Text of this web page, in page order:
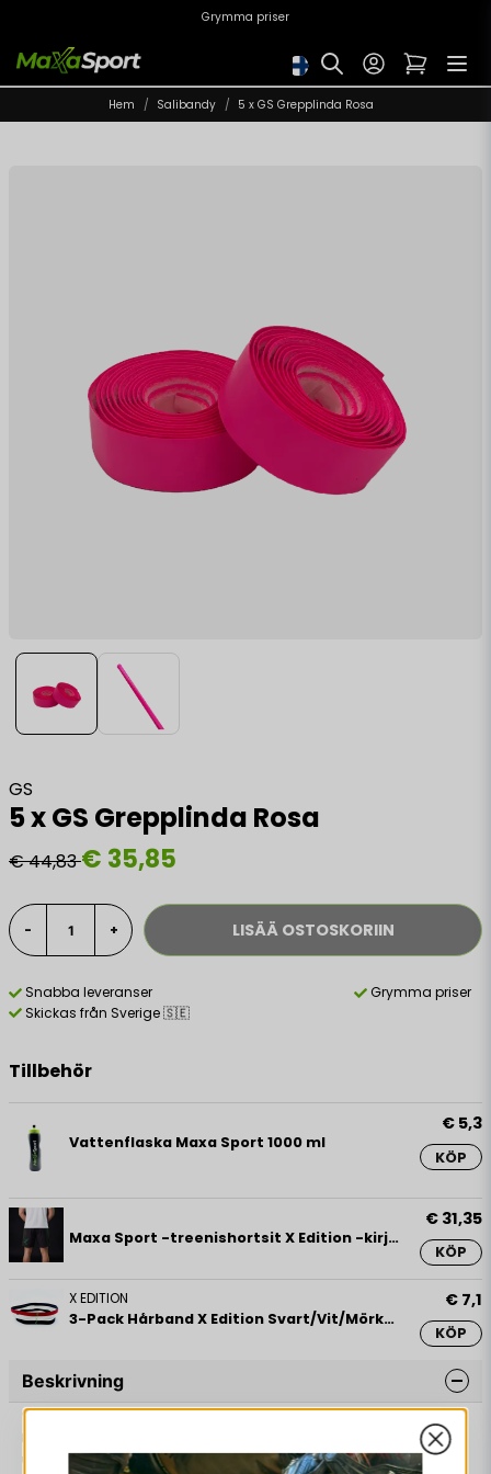
Grymma priser
Hem Salibandy 5 x GS Grepplinda Rosa
GS
5 x GS Grepplinda Rosa
€ 44,83€ 35,85
- + LISÄÄ OSTOSKORIIN
Snabba leveranser
Grymma priser
Skickas från Sverige 🇸🇪
Tillbehör
Vattenflaska Maxa Sport 1000 ml
€ 5,3
KÖP
Maxa Sport -treenishortsit X Edition -kirjonta
€ 31,35
KÖP
X EDITION
3-Pack Hårband X Edition Svart/Vit/Mörkröd
€ 7,1
KÖP
Beskrivning
GS Grepplinda är en stilren Grepplinda som passar den
medvetna spelaren med högsta krav. Grepplindan är
utan tryck vilket motverkar att smuts fastnar och